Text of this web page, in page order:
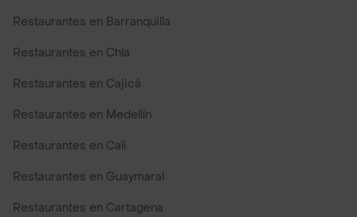
Restaurantes en Barranquilla
Restaurantes en Chía
Restaurantes en Cajicá
Restaurantes en Medellín
Restaurantes en Cali
Restaurantes en Guaymaral
Restaurantes en Cartagena